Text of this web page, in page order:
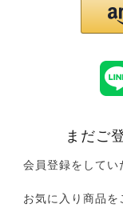
まだご
会員登録をしてい
お気に入り商品を